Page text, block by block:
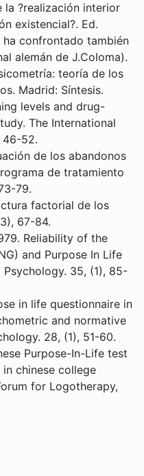
la ?realización interior
existencial?. Ed.
ha confrontado también
alemán de J.Coloma).
teoría de los
Madrid: Síntesis.
levels and drug-
The International
46-52.
de los abandonos
de tratamiento
79.
factorial de los
67-84.
Reliability of the
and Purpose In Life
35, (1), 85-
in life questionnaire in
and normative
28, (1), 51-60.
Purpose-In-Life test
chinese college
for Logotherapy,